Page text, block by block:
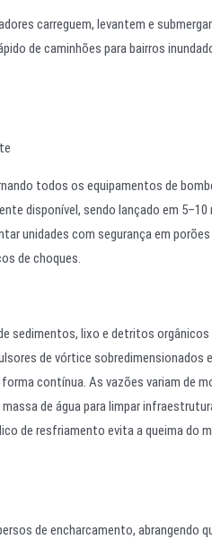
carreguem, levantem e
de caminhões para bairros
todos os equipamentos de
disponível, sendo lançado em
unidades com segurança em
de choques.
sedimentos, lixo e detritos
de vórtice sobredimensionados
contínua. As vazões variam de
de água para limpar
de resfriamento evita a queima do
de encharcamento, abrangendo